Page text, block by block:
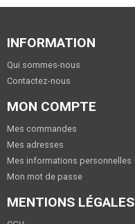
INFORMATION
Qui sommes-nous
Contactez-nous
MON COMPTE
Mes commandes
Mes adresses
Mes informations personnelles
Mon mot de passe
MENTIONS LÉGALES